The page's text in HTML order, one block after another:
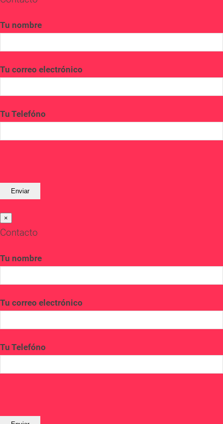
Tu nombre
Tu correo electrónico
Tu Telefóno
×
Contacto
Tu nombre
Tu correo electrónico
Tu Telefóno